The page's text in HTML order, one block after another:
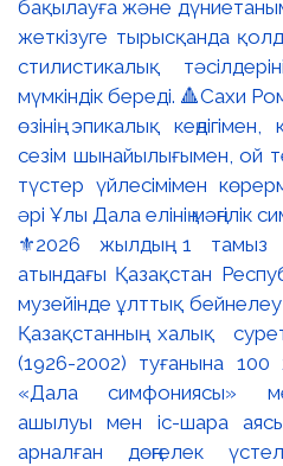
⚜️2026 жылдың 1 тамыз
атындағы Қазақстан
музейінде ұлттық бейнелеу
Қазақстанның халық
(1926-2002) туғанына
«Дала симфониясы»
ашылуы мен іс-шара
арналған дөңгелек